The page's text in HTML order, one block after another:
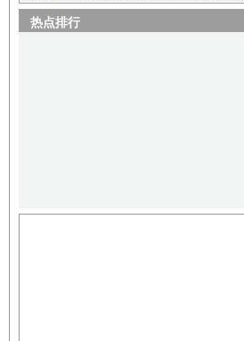
热点排行